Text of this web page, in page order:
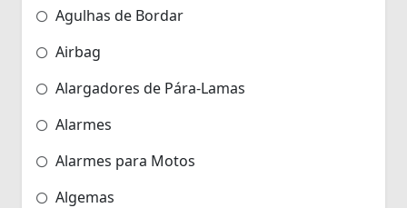
Agulhas de Bordar
Airbag
Alargadores de Pára-Lamas
Alarmes
Alarmes para Motos
Algemas